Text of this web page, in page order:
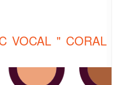
VOCAL " CORAL